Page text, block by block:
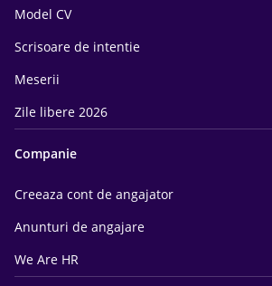
Model CV
Scrisoare de intentie
Meserii
Zile libere 2026
Companie
Creeaza cont de angajator
Anunturi de angajare
We Are HR